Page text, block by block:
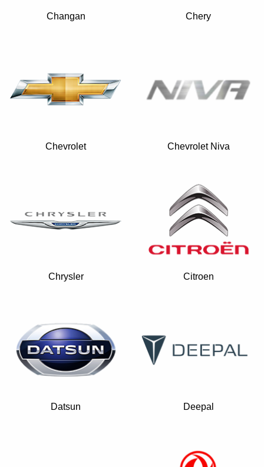
Changan Chery
Chevrolet Chevrolet Niva
Chrysler Citroen
Datsun Deepal